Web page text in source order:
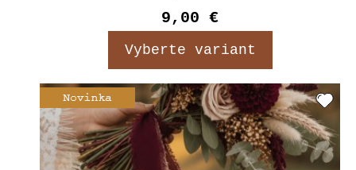
9,00 €
Vyberte variant